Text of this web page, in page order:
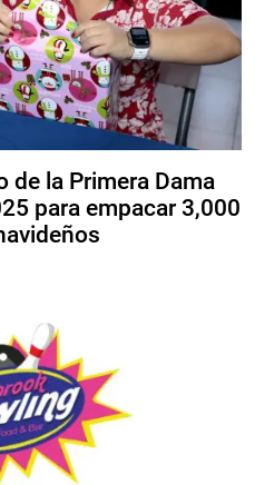
de la Primera Dama
para empacar 3,000